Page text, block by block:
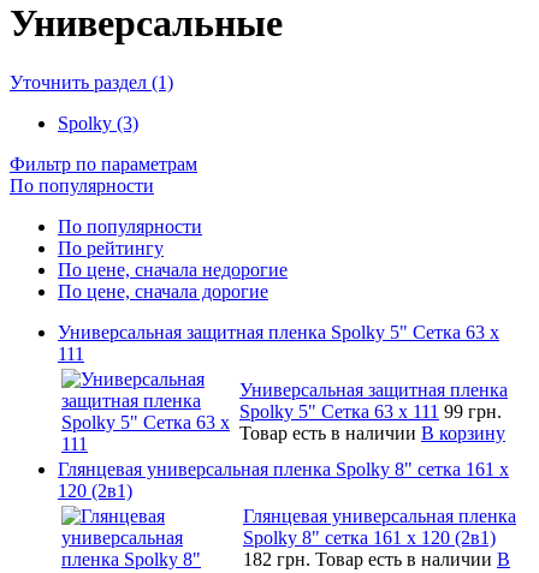
Универсальные
Уточнить раздел (1)
Spolky (3)
Фильтр по параметрам
По популярности
По популярности
По рейтингу
По цене, сначала недорогие
По цене, сначала дорогие
Универсальная защитная пленка Spolky 5" Сетка 63 x
111
Универсальная защитная пленка
Spolky 5" Сетка 63 x 111 99 грн.
Товар есть в наличии В корзину
Глянцевая универсальная пленка Spolky 8" сетка 161 х
120 (2в1)
Глянцевая универсальная пленка
Spolky 8" сетка 161 х 120 (2в1)
182 грн. Товар есть в наличии В